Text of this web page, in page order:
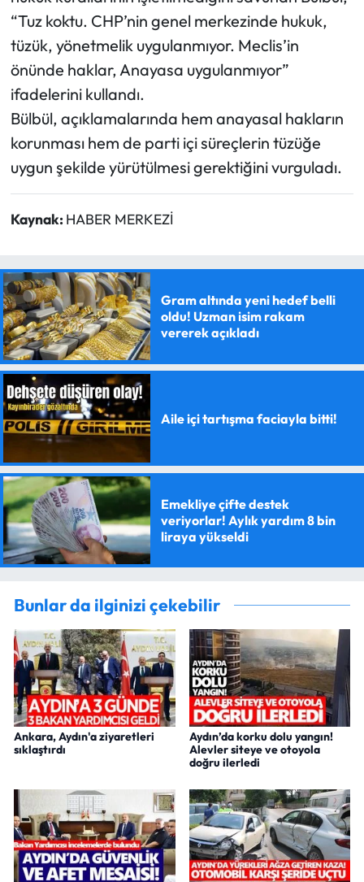
“Tuz koktu. CHP’nin genel merkezinde hukuk,
tüzük, yönetmelik uygulanmıyor. Meclis’in
önünde haklar, Anayasa uygulanmıyor”
ifadelerini kullandı.
Bülbül, açıklamalarında hem anayasal hakların
korunması hem de parti içi süreçlerin tüzüğe
uygun şekilde yürütülmesi gerektiğini vurguladı.
Kaynak: HABER MERKEZİ
Gram altında yeni hedef belli
oldu! Uzman isim rakam
vererek açıkladı
Aile içi tartışma faciayla bitti!
Emekliye çifte destek
veriyorlar! Aylık yardım 8 bin
liraya yükseldi
Bunlar da ilginizi çekebilir
Ankara, Aydın'a ziyaretleri
sıklaştırdı
Aydın’da korku dolu yangın!
Alevler siteye ve otoyola
doğru ilerledi